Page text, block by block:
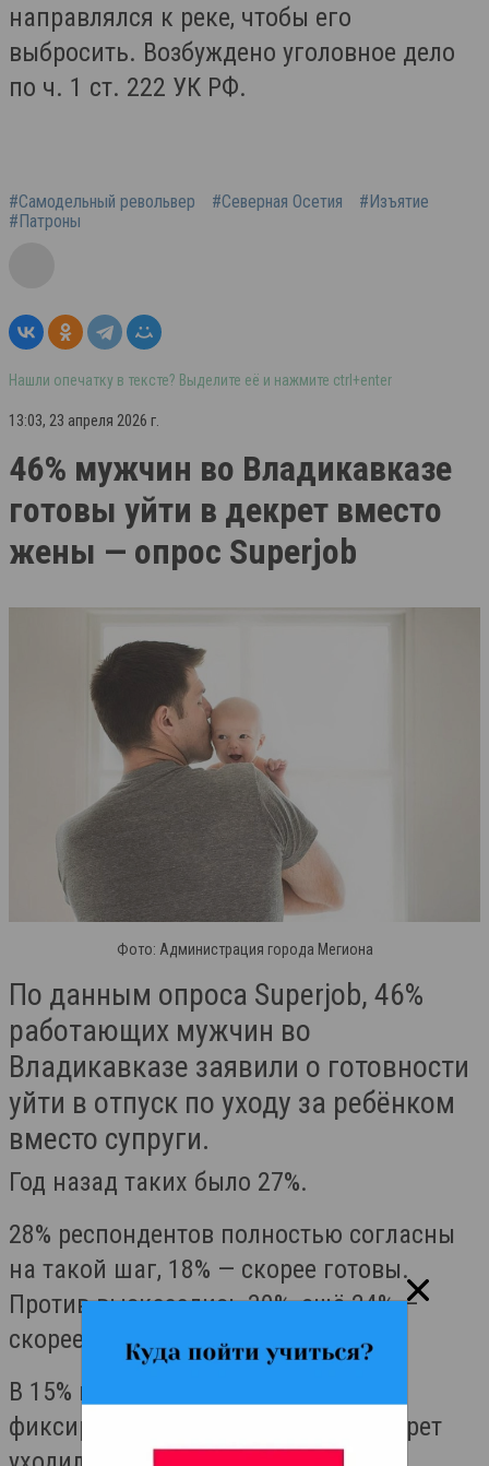
направлялся к реке, чтобы его
выбросить. Возбуждено уголовное дело
по ч. 1 ст. 222 УК РФ.
#Самодельный револьвер #Северная Осетия
#Изъятие
#Патроны
Нашли опечатку в тексте? Выделите её и нажмите ctrl+enter
13:03, 23 апреля 2026 г.
46% мужчин во Владикавказе
готовы уйти в декрет вместо
жены — опрос Superjob
Фото: Администрация города Мегиона
По данным опроса Superjob, 46%
работающих мужчин во
Владикавказе заявили о готовности
уйти в отпуск по уходу за ребёнком
вместо супруги.
Год назад таких было 27%.
28% респондентов полностью согласны
на такой шаг, 18% — скорее готовы.
Против высказались 30%, ещё 24% —
скорее против.
В 15% компаний за последний год
фиксировались случаи, когда в декрет